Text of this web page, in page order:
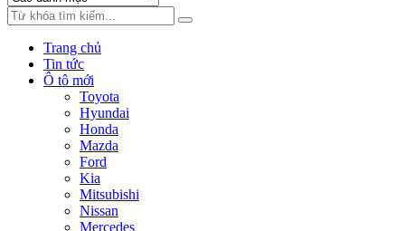
Trang chủ
Tin tức
Ô tô mới
Toyota
Hyundai
Honda
Mazda
Ford
Kia
Mitsubishi
Nissan
Mercedes